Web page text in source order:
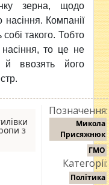
зерна, щодо
Компанії
такого. Тобто
то це не
ввозять його
з
Позначення:
Микола
Присяжнюк
ГМО
Категорії:
Політика